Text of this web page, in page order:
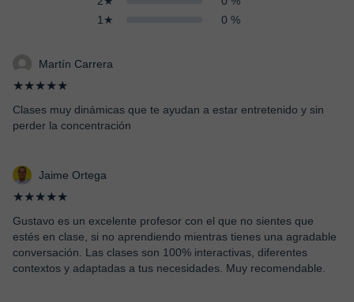
1★
0 %
Martín Carrera
★★★★★
Clases muy dinámicas que te ayudan a estar entretenido y sin
perder la concentración
Jaime Ortega
★★★★★
Gustavo es un excelente profesor con el que no sientes que
estés en clase, si no aprendiendo mientras tienes una agradable
conversación. Las clases son 100% interactivas, diferentes
contextos y adaptadas a tus necesidades. Muy recomendable.